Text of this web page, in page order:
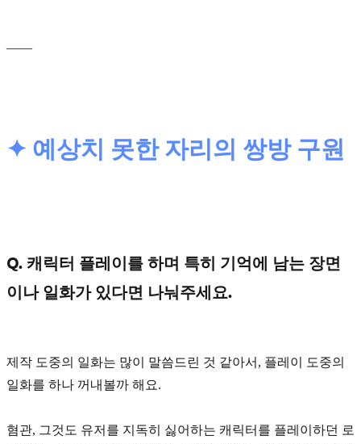
✦ 예상치 못한 자리의 쌍방 구원
Q. 캐릭터 플레이를 하며 특히 기억에 남는 장면
이나 일화가 있다면 나눠주세요.
제작 도중의 일화는 많이 말씀드린 것 같아서, 플레이 도중의
일화를 하나 꺼내볼까 해요.
혐관, 그것도 유저를 지독히 싫어하는 캐릭터를 플레이하던 로